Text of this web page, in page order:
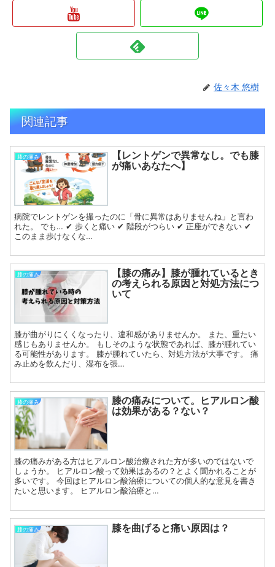
佐々木 悠樹
関連記事
膝の痛み
【レントゲンで異常なし。でも膝
が痛いあなたへ】
病院でレントゲンを撮ったのに「骨に異常はありませんね」と言わ
れた。 でも… ✔ 歩くと痛い ✔ 階段がつらい ✔ 正座ができない ✔
このまま歩けなくな…
膝の痛み
【膝の痛み】膝が腫れているとき
の考えられる原因と対処方法につ
いて
膝が曲がりにくくなったり、違和感がありませんか。 また、重たい
感じもありませんか。 もしそのような状態であれば、膝が腫れてい
る可能性があります。 膝が腫れていたら、対処方法が大事です。 痛
み止めを飲んだり、湿布を張…
膝の痛み
膝の痛みについて。ヒアルロン酸
は効果がある？ない？
膝の痛みがある方はヒアルロン酸治療された方が多いのではないで
しょうか。 ヒアルロン酸って効果はあるの？とよく聞かれることが
多いです。 今回はヒアルロン酸治療についての個人的な意見を書き
たいと思います。 ヒアルロン酸治療と…
膝の痛み 膝を曲げると痛い原因は？